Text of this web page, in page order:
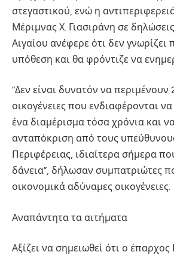
στεγαστικού, ενώ η
Μέριμνας Χ. Γιασιράνη σε
Αιγαίου ανέφερε ότι δεν γνωρίζει
υπόθεση και θα φρόντιζε να
“Δεν είναι δυνατόν να περιμένουν
οικογένειες που ενδιαφέρονται
ένα διαμέρισμα τόσα χρόνια και
ανταπόκριση από τους
Περιφέρειας, ιδιαίτερα σήμερα
δάνεια”, δήλωσαν συμπατριώτες
οικονομικά αδύναμες οικογένειες.
Αναπάντητα τα αιτήματα
Αξίζει να σημειωθεί ότι ο